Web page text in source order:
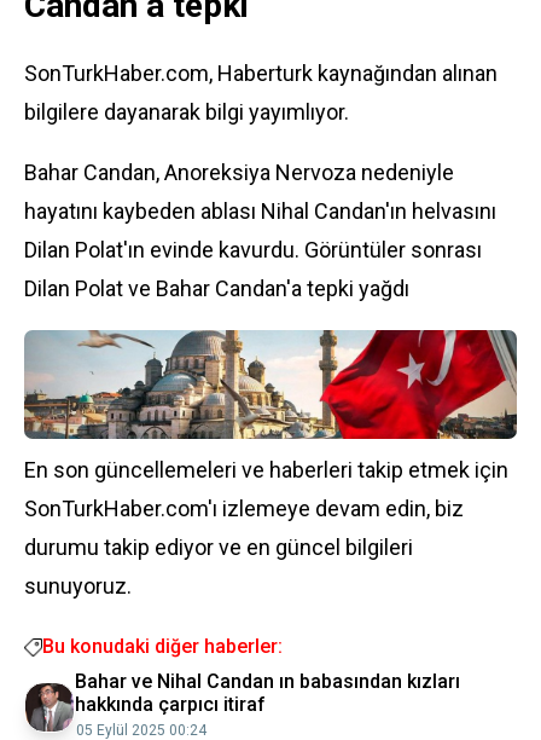
SonTurkHaber.com, Haberturk kaynağından alınan
bilgilere dayanarak bilgi yayımlıyor.
Bahar Candan, Anoreksiya Nervoza nedeniyle
hayatını kaybeden ablası Nihal Candan'ın helvasını
Dilan Polat'ın evinde kavurdu. Görüntüler sonrası
Dilan Polat ve Bahar Candan'a tepki yağdı
En son güncellemeleri ve haberleri takip etmek için
SonTurkHaber.com'ı izlemeye devam edin, biz
durumu takip ediyor ve en güncel bilgileri
sunuyoruz.
Bu konudaki diğer haberler:
Bahar ve Nihal Candan ın babasından kızları
hakkında çarpıcı itiraf
05 Eylül 2025 00:24